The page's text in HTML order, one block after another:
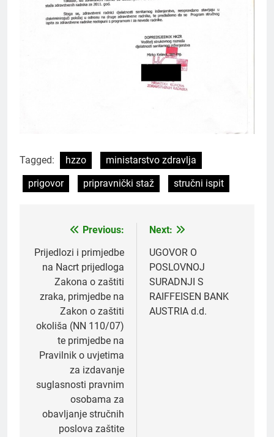
Tagged: hzzo
ministarstvo zdravlja
prigovor
pripravnički staž stručni ispit
Navigacija
objava
Previous:
Prijedlozi i primjedbe
na Nacrt prijedloga
Zakona o zaštiti
zraka, primjedbe na
Zakon o zaštiti
okoliša (NN 110/07)
te primjedbe na
Pravilnik o uvjetima
za izdavanje
suglasnosti pravnim
osobama za
obavljanje stručnih
poslova zaštite
Next:
UGOVOR O
POSLOVNOJ
SURADNJI S
RAIFFEISEN BANK
AUSTRIA d.d.